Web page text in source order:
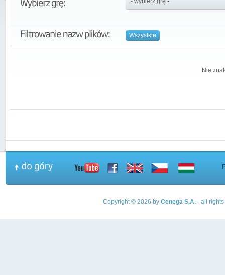
Wszystkie
Nie
Copyright © 2026 by Cenega S.A.- all rights